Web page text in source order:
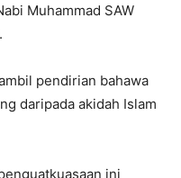
Muhammad SAW
pendirian bahawa
daripada akidah Islam
ini